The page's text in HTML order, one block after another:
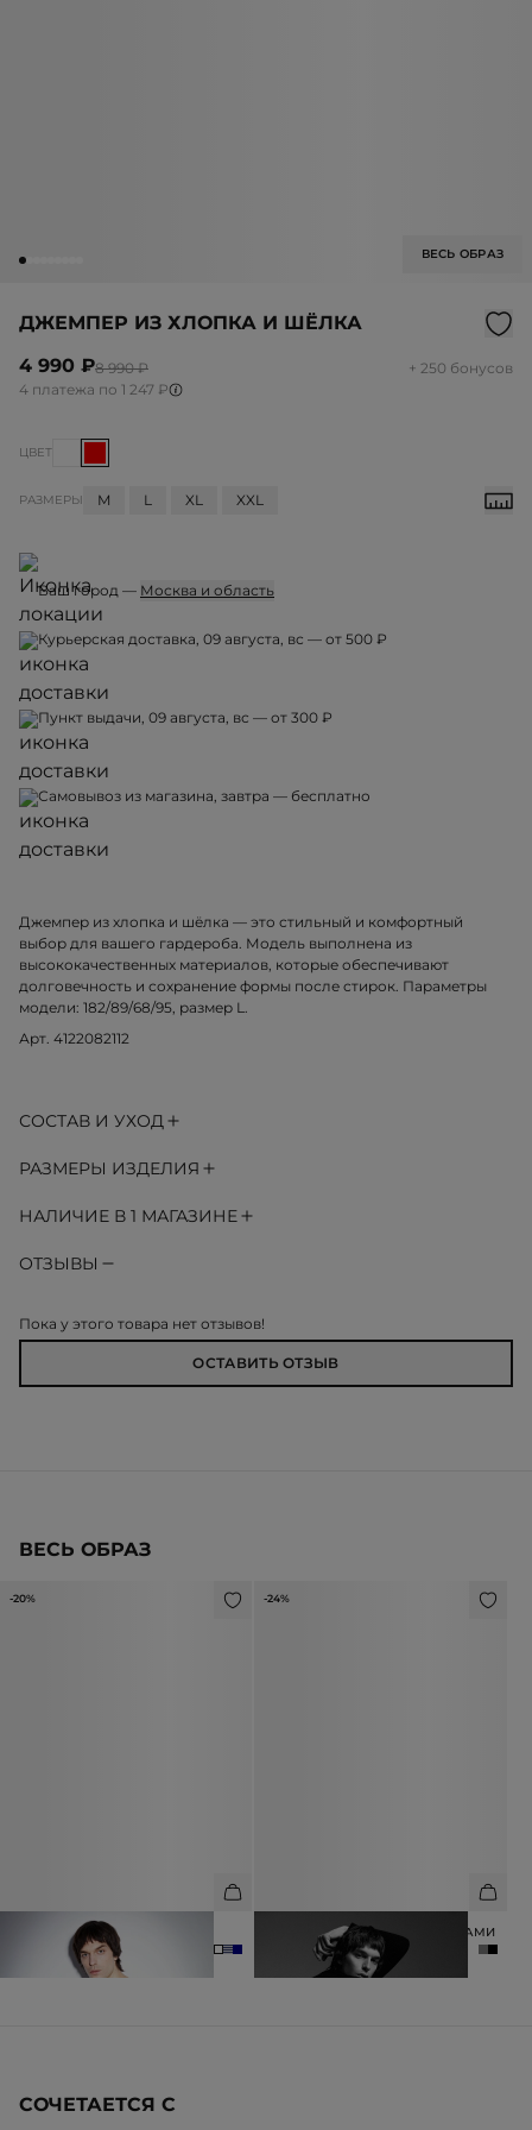
ВЕСЬ ОБРАЗ
ДЖЕМПЕР ИЗ ХЛОПКА И ШЁЛКА
4 990 ₽8 990 ₽
+ 250 бонусов
4 платежа по 1 247 ₽
ЦВЕТ
РАЗМЕРЫ M L XL XXL
Ваш город — Москва и область
Курьерская доставка, 09 августа, вс — от 500 ₽
Пункт выдачи, 09 августа, вс — от 300 ₽
Самовывоз из магазина, завтра — бесплатно
Джемпер из хлопка и шёлка — это стильный и комфортный
выбор для вашего гардероба. Модель выполнена из
высококачественных материалов, которые обеспечивают
долговечность и сохранение формы после стирок. Параметры
модели: 182/89/68/95, размер L.
Арт. 4122082112
СОСТАВ И УХОД
РАЗМЕРЫ ИЗДЕЛИЯ
НАЛИЧИЕ В 1 МАГАЗИНЕ
ОТЗЫВЫ
Пока у этого товара нет отзывов!
ОСТАВИТЬ ОТЗЫВ
ВЕСЬ ОБРАЗ
-20%
ЛОНГСЛИВ ИЗ 100% ХЛОПКА
4 990 ₽
-24%
БРЮКИ ИЗ ШЕРСТИ СО СТРЕЛКАМИ
12 990 ₽16 990 ₽
СОЧЕТАЕТСЯ С